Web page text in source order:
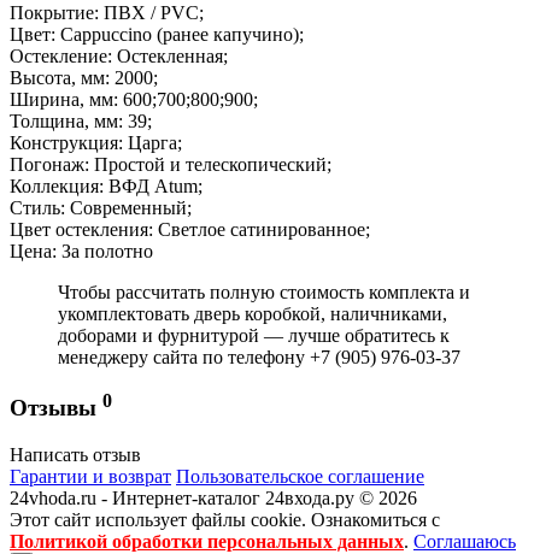
Покрытие: ПВХ / PVC;
Цвет: Cappuccino (ранее капучино);
Остекление: Остекленная;
Высота, мм: 2000;
Ширина, мм: 600;700;800;900;
Толщина, мм: 39;
Конструкция: Царга;
Погонаж: Простой и телескопический;
Коллекция: ВФД Atum;
Стиль: Современный;
Цвет остекления: Светлое сатинированное;
Цена: За полотно
Чтобы рассчитать полную стоимость комплекта и
укомплектовать дверь коробкой, наличниками,
доборами и фурнитурой — лучше обратитесь к
менеджеру сайта по телефону +7 (905) 976-03-37
Отзывы 0
Написать отзыв
Гарантии и возврат Пользовательское соглашение
24vhoda.ru - Интернет-каталог 24входа.ру © 2026
Этот сайт использует файлы cookie. Ознакомиться с
Политикой обработки персональных данных. Соглашаюсь